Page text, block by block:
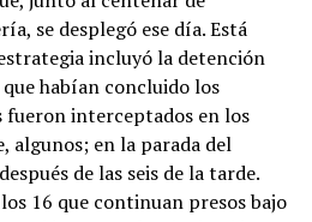
se desplegó ese día. Está
incluyó la detención
habían concluido los
fueron interceptados en los
algunos; en la parada del
de las seis de la tarde.
16 que continuan presos bajo